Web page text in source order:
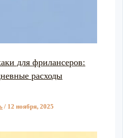
для фрилансеров:
расходы
/ 12 ноября, 2025